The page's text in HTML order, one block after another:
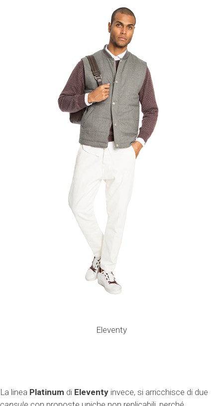
Eleventy
La linea Platinum di Eleventy invece, si arricchisce di due